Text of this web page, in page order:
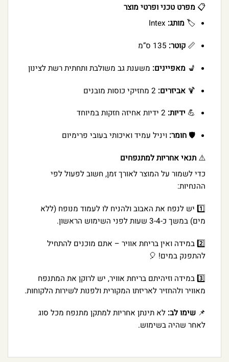
📋 מפרט טכני ופרטי מוצר
🏷️ מותג:
📏 קוטר:
💺 מאפיינים: משענת גב משולבת ותחתית רשת לצינון
🍹 אביזרים:
💪 ידיות:
🛡️ חומר: ויניל עמיד ואיכותי בעובי פרימיום
⚠️ תנאי אחריות למתנפחים
כדי לשמור על המוצר לאורך זמן, חשוב לפעול לפי
ההנחיות:
1️⃣ יש לנפח את האבוב ולהניח לו לעמוד מנופח (ללא
מים) במשך כ-3-4 שעות לפני השימוש הראשון.
2️⃣ במידה ואין בריחת אוויר – אתם מוכנים להתחיל
להתפנק במים! 🎈
3️⃣ במידה וזיהיתם בריחת אוויר, יש לרוקן את המתנפח
מאוויר ולהחזיר לאריזתו המקורית ולפנות לשירות הלקוחות.
📌 שימו לב: לא תינתן אחריות למתקן מתנפח מכל סוג
לאחר שהיה בשימוש.